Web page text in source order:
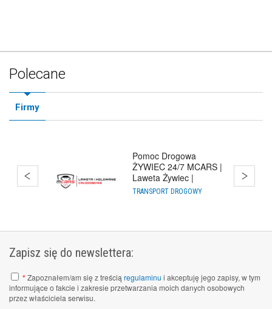
Polecane
Firmy
Pomoc Drogowa
ŻYWIEC 24/7 MCARS |
Laweta Żywiec |
Holowanie Cało
TRANSPORT DROGOWY
Zapisz się do newslettera:
* Zapoznałem/am się z treścią regulaminu i akceptuję jego zapisy, w tym
informujące o fakcie i zakresie przetwarzania moich danych osobowych
przez właściciela serwisu.